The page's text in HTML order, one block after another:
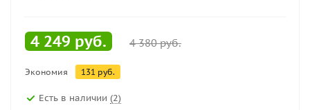
4 249 руб. 4 380руб.
Экономия 131 руб.
Есть в наличии (2)